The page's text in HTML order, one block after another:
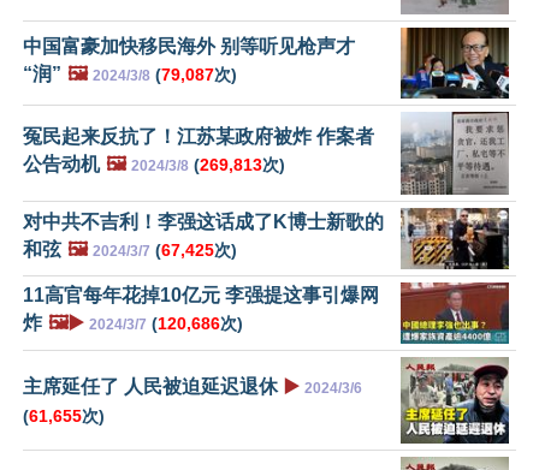
中国富豪加快移民海外 别等听见枪声才
“润” 🖼️ 2024/3/8 (79,087次)
冤民起来反抗了！江苏某政府被炸 作案者
公告动机 🖼️ 2024/3/8 (269,813次)
对中共不吉利！李强这话成了K博士新歌的
和弦 🖼️ 2024/3/7 (67,425次)
11高官每年花掉10亿元 李强提这事引爆网
炸 🖼️▶️ 2024/3/7 (120,686次)
主席延任了 人民被迫延迟退休 ▶️ 2024/3/6
(61,655次)